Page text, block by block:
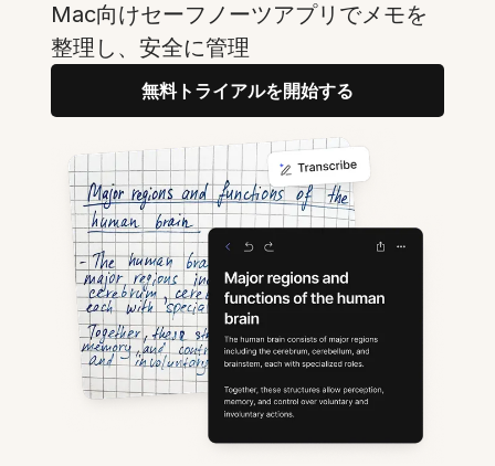
Mac向けセーフノーツアプリでメモを
整理し、安全に管理
無料トライアルを開始する